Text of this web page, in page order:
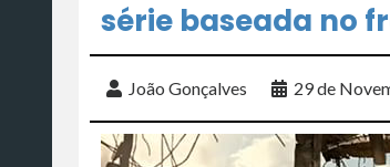
série baseada no
João Gonçalves 29 de